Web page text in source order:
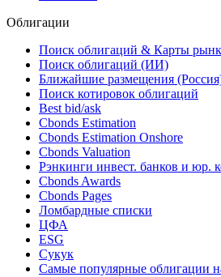
Облигации
Поиск облигаций & Карты
Поиск облигаций (ИИ)
Ближайшие размещения
Поиск котировок облигаций
Best bid/ask
Cbonds Estimation
Cbonds Estimation Onshore
Cbonds Valuation
Рэнкинги инвест. банков и юр.
Cbonds Awards
Cbonds Pages
Ломбардные списки
ЦФА
ESG
Сукук
Самые популярные облигации